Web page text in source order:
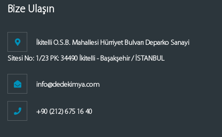
Bize Ulaşın
İkitelli O.S.B. Mahallesi Hürriyet Bulvarı Deparko Sanayi
Sitesi No: 1/23 PK: 34490 İkitelli - Başakşehir / İSTANBUL
info@dedekimya.com
+90 (212) 675 16 40